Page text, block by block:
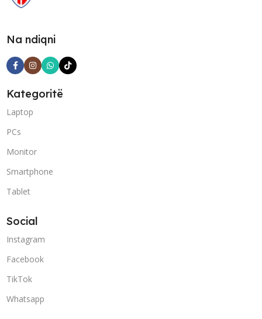
Na ndiqni
Kategoritë
Laptop
PCs
Monitor
Smartphone
Tablet
Social
Instagram
Facebook
TikTok
Whatsapp